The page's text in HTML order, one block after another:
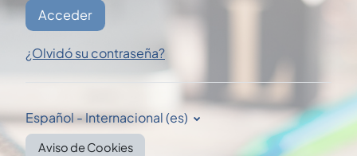
Acceder
¿Olvidó su contraseña?
Español - Internacional ‎(es)‎
Aviso de Cookies